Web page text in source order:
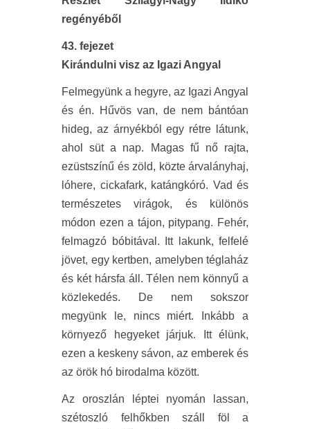
regényéből
43. fejezet
Kirándulni visz az Igazi Angyal
Felmegyünk a hegyre, az Igazi Angyal
és én. Hűvös van, de nem bántóan
hideg, az árnyékból egy rétre látunk,
ahol süt a nap. Magas fű nő rajta,
ezüstszínű és zöld, közte árvalányhaj,
lóhere, cickafark, katángkóró. Vad és
természetes virágok, és különös
módon ezen a tájon, pitypang. Fehér,
felmagzó bóbitával. Itt lakunk, felfelé
jövet, egy kertben, amelyben téglaház
és két hársfa áll. Télen nem könnyű a
közlekedés. De nem sokszor
megyünk le, nincs miért. Inkább a
környező hegyeket járjuk. Itt élünk,
ezen a keskeny sávon, az emberek és
az örök hó birodalma között.
Az oroszlán léptei nyomán lassan,
szétoszló felhőkben száll föl a